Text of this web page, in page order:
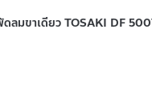
ลมขาเดียว TOSAKI DF